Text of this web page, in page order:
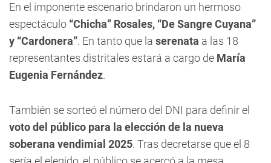
En el imponente escenario brindaron un hermoso
espectáculo “Chicha” Rosales, “De Sangre Cuyana”
y “Cardonera”. En tanto que la serenata a las 18
representantes distritales estará a cargo de María
Eugenia Fernández.
También se sorteó el número del DNI para definir el
voto del público para la elección de la nueva
soberana vendimial 2025. Tras decretarse que el 8